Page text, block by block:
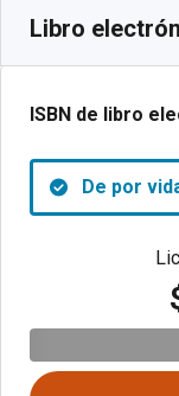
Libro
ISBN de libro
De por